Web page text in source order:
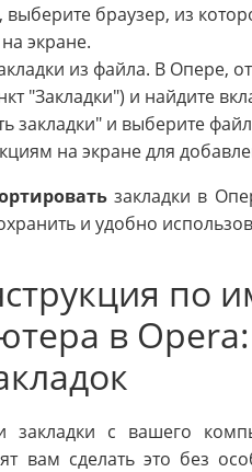
выберите браузер, из
экране.
из файла. В Опере,
"Закладки") и найдите
закладки" и выберите
на экране для
закладки в
и удобно
по
в
закладки с вашего
вам сделать это без